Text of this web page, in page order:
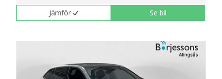
Jämför Se bil